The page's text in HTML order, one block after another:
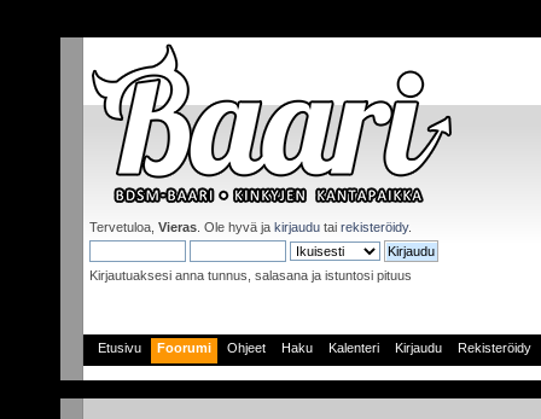
Tervetuloa, Vieras . Ole hyvä ja kirjaudu tai rekisteröidy.
Kirjautuaksesi anna tunnus, salasana ja istuntosi pituus
Etusivu Foorumi Ohjeet Haku Kalenteri Kirjaudu Rekisteröidy